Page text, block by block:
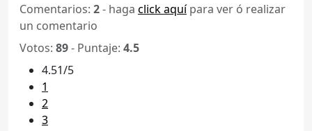
Comentarios: 2- haga click aquípara ver ó realizar
un comentario
Votos: 89- Puntaje: 4.5
4.51/5
1
2
3